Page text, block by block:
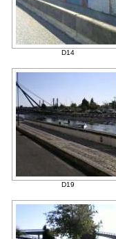
D14
D19